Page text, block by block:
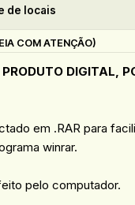
de locais
COM ATENÇÃO)
DIGITAL,
em .RAR para
winrar.
pelo computador.